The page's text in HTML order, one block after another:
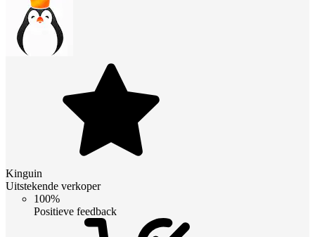
Kinguin
Uitstekende verkoper
100%
Positieve feedback